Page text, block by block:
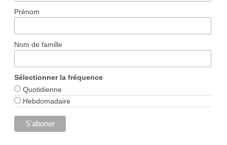
Prénom
Nom de famille
Sélectionner la fréquence
Quotidienne
Hebdomadaire